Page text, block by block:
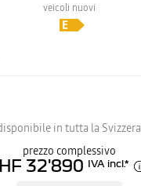
veicoli nuovi
in tutta la Svizzera
prezzo complessivo
32'890 IVA incl.*